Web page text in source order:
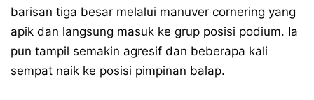
barisan tiga besar melalui manuver cornering yang
apik dan langsung masuk ke grup posisi podium. Ia
pun tampil semakin agresif dan beberapa kali
sempat naik ke posisi pimpinan balap.